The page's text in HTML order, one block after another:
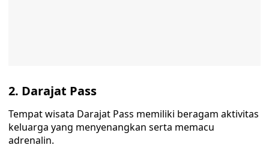
2. Darajat Pass
Tempat wisata Darajat Pass memiliki beragam aktivitas
keluarga yang menyenangkan serta memacu
adrenalin.